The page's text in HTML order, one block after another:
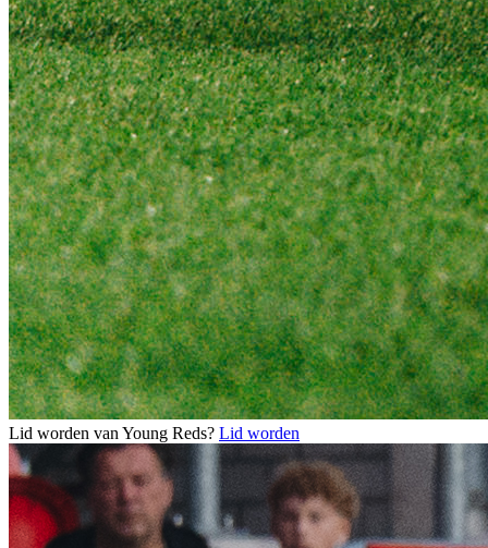
Lid worden van Young Reds? Lid worden